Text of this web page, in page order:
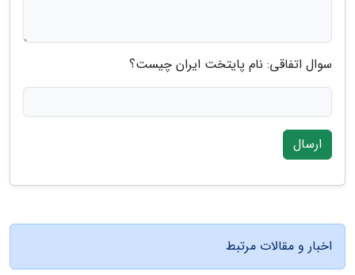
سوال اتفاقی: نام پایتخت ایران چیست؟
ارسال
اخبار و مقالات مرتبط